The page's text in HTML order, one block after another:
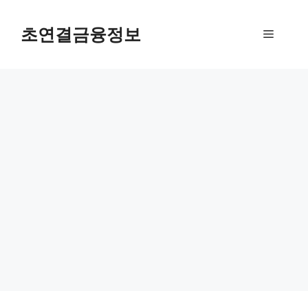
초연결금융정보 메